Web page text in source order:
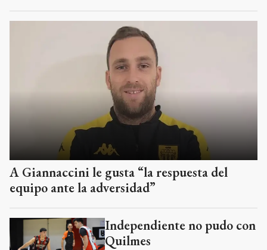
A Giannaccini le gusta “la respuesta del
equipo ante la adversidad”
Independiente no pudo con
Quilmes